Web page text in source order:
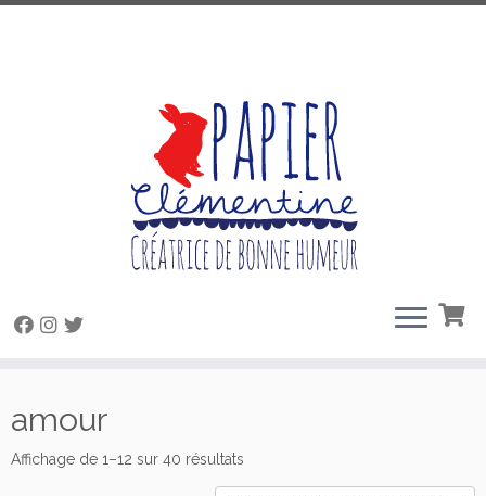
contenu
amour
Affichage de 1–12 sur 40 résultats